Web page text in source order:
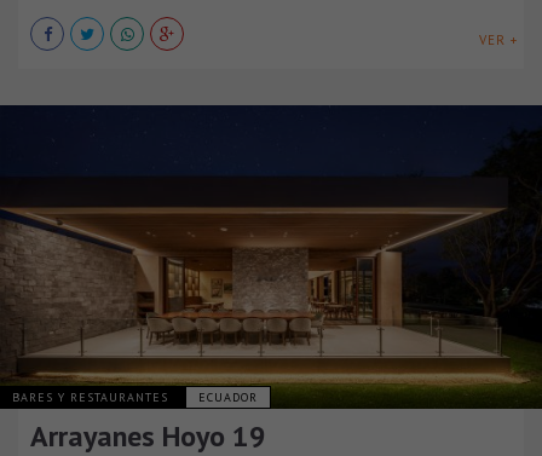
VER +
BARES Y RESTAURANTES ECUADOR
Arrayanes Hoyo 19